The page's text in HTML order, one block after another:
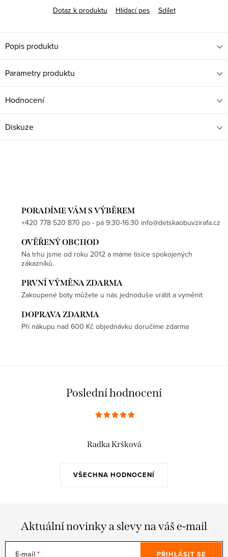
Dotaz k produktu
Hlídací pes Sdílet
Popis produktu
Parametry produktu
Hodnocení
Diskuze
PORADÍME VÁM S VÝBĚREM
+420 778 520 870 po - pá 9:30-16:30 info@detskaobuvzirafa.cz
OVĚŘENÝ OBCHOD
Na trhu jsme od roku 2012 a máme tisíce spokojených
zákazníků.
PRVNÍ VÝMĚNA ZDARMA
Zakoupené boty můžete u nás jednoduše vrátit a vyměnit
DOPRAVA ZDARMA
Pří nákupu nad 600 Kč objednávku doručíme zdarma
Poslední hodnocení
VŠECHNA HODNOCENÍ
Radka Kršková
Aktuální novinky a slevy na váš e-mail
E-mail PŘIHLÁSIT SE